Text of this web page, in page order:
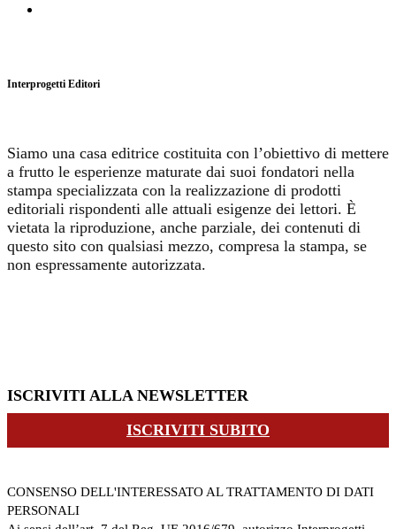
Interprogetti Editori
Siamo una casa editrice costituita con l’obiettivo di mettere
a frutto le esperienze maturate dai suoi fondatori nella
stampa specializzata con la realizzazione di prodotti
editoriali rispondenti alle attuali esigenze dei lettori. È
vietata la riproduzione, anche parziale, dei contenuti di
questo sito con qualsiasi mezzo, compresa la stampa, se
non espressamente autorizzata.
ISCRIVITI ALLA NEWSLETTER
ISCRIVITI SUBITO
CONSENSO DELL'INTERESSATO AL TRATTAMENTO DI DATI
PERSONALI